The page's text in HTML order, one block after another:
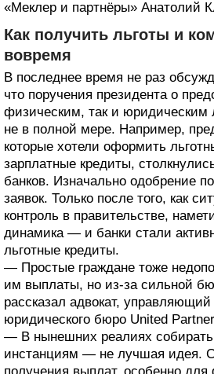
«Меклер и партнёры» Анатолий
Как получить льготы и
вовремя
В последнее время не раз
что поручения президента о
физическим, так и
не в полной мере. Например,
которые хотели оформить
зарплатные кредиты,
банков. Изначально одобрение
заявок. Только после того, как
контроль в правительстве,
динамика — и банки стали
льготные кредиты.
— Простые граждане тоже
им выплаты, но из-за сильной
рассказал адвокат, управляющий
юридического бюро United
— В нынешних реалиях собирать
инстанциям — не лучшая идея.
получения выплат, особенно